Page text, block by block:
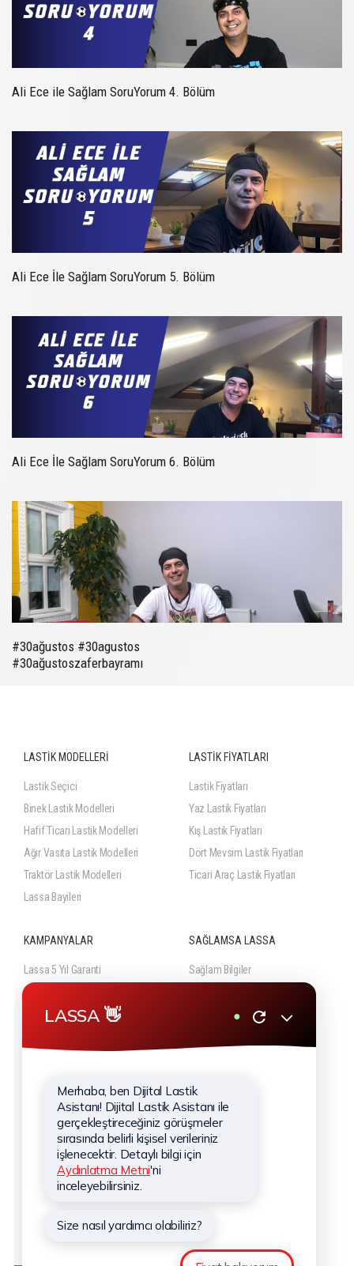
Ali Ece ile Sağlam SoruYorum 4. Bölüm
Ali Ece İle Sağlam SoruYorum 5. Bölüm
Ali Ece İle Sağlam SoruYorum 6. Bölüm
#30ağustos #30agustos
#30ağustoszaferbayramı
LASTİK MODELLERİ
Lastik Seçici
Binek Lastik Modelleri
Hafif Ticari Lastik Modelleri
Ağır Vasıta Lastik Modelleri
Traktör Lastik Modelleri
Lassa Bayileri
LASTİK FİYATLARI
Lastik Fiyatları
Yaz Lastik Fiyatları
Kış Lastik Fiyatları
Dört Mevsim Lastik Fiyatları
Ticari Araç Lastik Fiyatları
KAMPANYALAR
Lassa 5 Yıl Garanti
Lassa Lastik Güvencesi
Güncel Lastik Kampanyaları
SAĞLAMSA LASSA
Sağlam Bilgiler
Hakkımızda
Hizmetlerimiz
Haberler
Sponsorluklar
Kişisel Verilerin Korunması